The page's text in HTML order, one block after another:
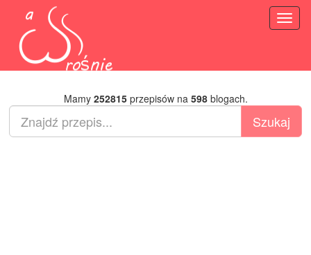
Mamy 252815przepisów na 598blogach.